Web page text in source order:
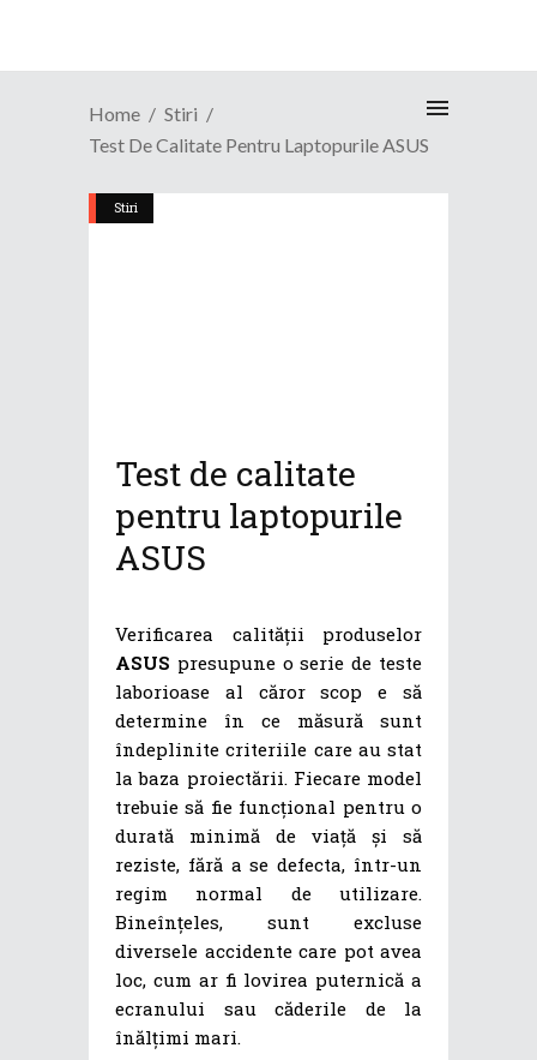
Home
Stiri
Test De Calitate Pentru Laptopurile ASUS
Stiri
Test de calitate
pentru laptopurile
ASUS
Verificarea calității produselor
ASUS presupune o serie de teste
laborioase al căror scop e să
determine în ce măsură sunt
îndeplinite criteriile care au stat
la baza proiectării. Fiecare model
trebuie să fie funcțional pentru o
durată minimă de viață și să
reziste, fără a se defecta, într-un
regim normal de utilizare.
Bineînțeles, sunt excluse
diversele accidente care pot avea
loc, cum ar fi lovirea puternică a
ecranului sau căderile de la
înălțimi mari.